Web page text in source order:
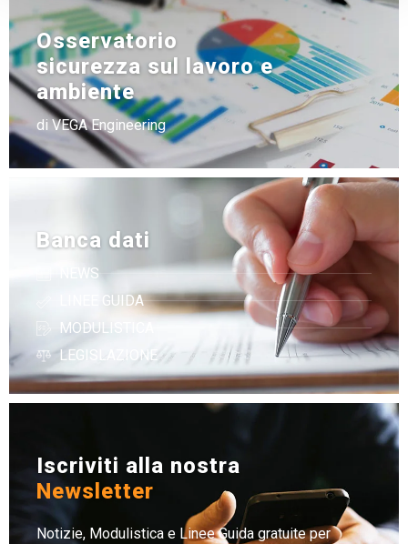
Banca dati
NEWS
LINEE GUIDA
MODULISTICA
LEGISLAZIONE
Osservatorio
sicurezza sul lavoro e
ambiente
di VEGA Engineering
Iscriviti alla nostra
Newsletter
Notizie, Modulistica e Linee Guida gratuite per